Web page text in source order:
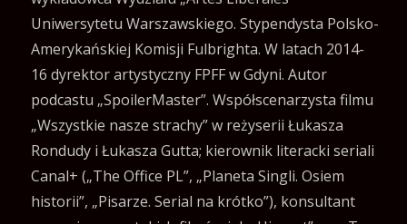
Uniwersytetu Warszawskiego. Stypendysta Polsko-
Amerykańskiej Komisji Fulbrighta. W latach 2014-
16 dyrektor artystyczny FPFF w Gdyni. Autor
podcastu „SpoilerMaster”. Współscenarzysta filmu
„Wszystkie nasze strachy” w reżyserii Łukasza
Rondudy i Łukasza Gutta; kierownik literacki seriali
Canal+ („The Office PL”, „Planeta Singli. Osiem
historii”, „Pisarze. Serial na krótko”), konsultant